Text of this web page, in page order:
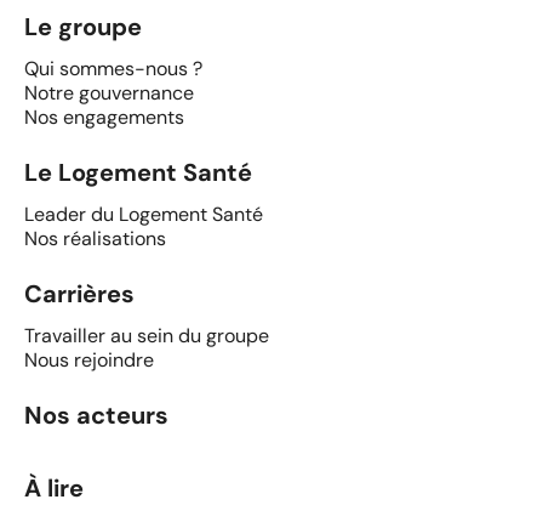
Le groupe
Qui sommes-nous ?
Notre gouvernance
Nos engagements
Le Logement Santé
Leader du Logement Santé
Nos réalisations
Carrières
Travailler au sein du groupe
Nous rejoindre
Nos acteurs
À lire